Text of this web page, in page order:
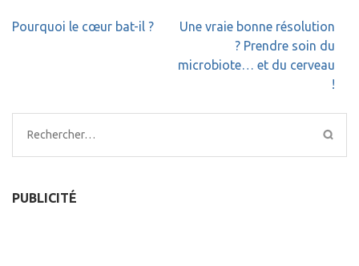
Navigation
Pourquoi le cœur bat-il ?
Une vraie bonne résolution
? Prendre soin du
microbiote… et du cerveau
!
Rechercher :
PUBLICITÉ